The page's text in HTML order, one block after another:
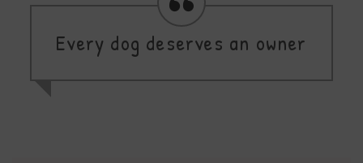
Every dog deserves an owner